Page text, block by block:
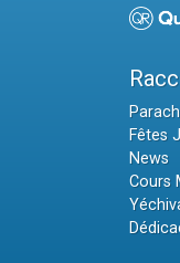
Fêtes
News
Cours